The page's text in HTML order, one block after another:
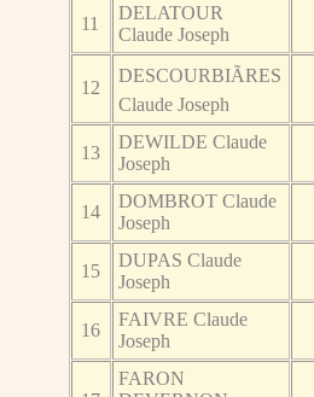
11
DELATOUR
Claude Joseph
12
DESCOURBIÃRES
Claude Joseph
13
DEWILDE Claude
Joseph
14
DOMBROT Claude
Joseph
15
DUPAS Claude
Joseph
16
FAIVRE Claude
Joseph
FARON